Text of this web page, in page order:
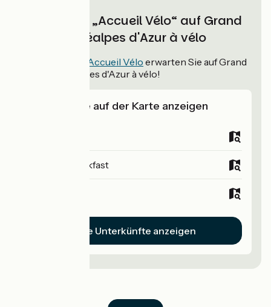
Unterkünfte „Accueil Vélo“ auf Grand
Tour des Préalpes d'Azur à vélo
Accueil Vélo erwarten Sie auf Grand
Tour des Préalpes d'Azur à vélo!
Unterkünfte auf der Karte anzeigen
Bed and breakfast
Alle Unterkünfte anzeigen